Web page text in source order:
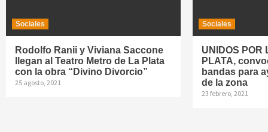
Sociales
Rodolfo Ranii y Viviana Saccone
llegan al Teatro Metro de La Plata
con la obra “Divino Divorcio”
25 agosto, 2021
Sociales
UNIDOS POR
PLATA,
bandas para
de la zona
23 febrero, 2021